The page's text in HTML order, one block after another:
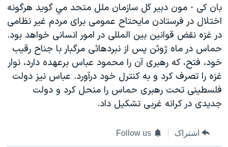
بان کی - مون دبير کل سازمان ملل متحد مي گويد هرگونه
اختلال در فرستادن مايحتاح عمومی برای مردم غير نظامی
در غزه نقض قوانين بين المللی در امور انسانی خواهد بود.
حماس در ماه ژوئن پس از نبردهائی مرگبار با جناح رقيب
خود، فتح، که رهبری آن را محمود عباس برعهده دارد، نوار
غزه را تصرف کرد و به کنترل خود درآورد. عباس نيز دولت
فلسطينی تحت رهبری حماس را منحل کرد و دولت
جديدی در کرانه غربی تشکیل داد.
اشتراک Follow us